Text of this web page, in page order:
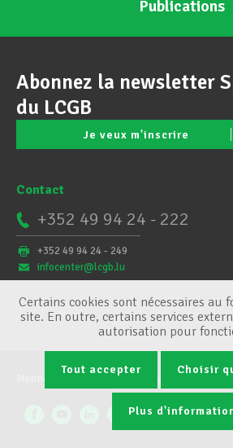
Publications
Abonnez la newsletter
du LCGB
Je veux m'inscrire
Contact
+352 49 94 24 - 222
+352 49 94 24 - 249
infocenter@lcgb.lu
Conditions générales
Certains cookies sont nécessaires au
site. En outre, certains services
autorisation pour
Tout accepter Choisir
Plus